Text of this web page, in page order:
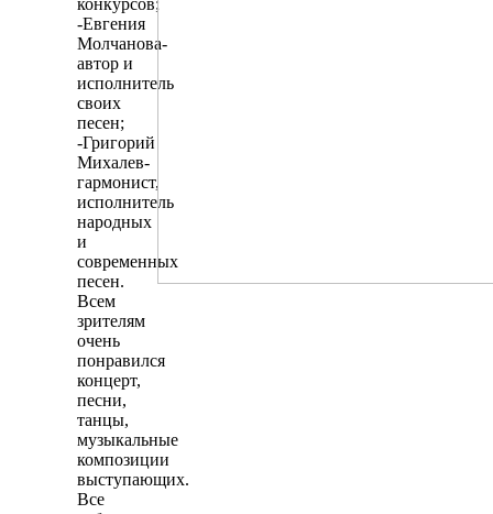
конкурсов;
-Евгения
Молчанова-
автор и
исполнитель
своих
песен;
-Григорий
Михалев-
гармонист,
исполнитель
народных
и
современных
песен.
Всем
зрителям
очень
понравился
концерт,
песни,
танцы,
музыкальные
композиции
выступающих.
Все